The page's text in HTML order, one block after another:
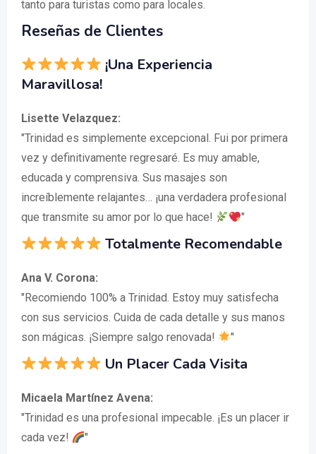
tanto para turistas como para locales.
Reseñas de Clientes
¡Una Experiencia
Maravillosa!
Lisette Velazquez:
"Trinidad es simplemente excepcional. Fui por primera
vez y definitivamente regresaré. Es muy amable,
educada y comprensiva. Sus masajes son
increíblemente relajantes… ¡una verdadera profesional
que transmite su amor por lo que hace!
"
Totalmente Recomendable
Ana V. Corona:
"Recomiendo 100% a Trinidad. Estoy muy satisfecha
con sus servicios. Cuida de cada detalle y sus manos
son mágicas. ¡Siempre salgo renovada!
"
Un Placer Cada Visita
Micaela Martínez Avena:
"Trinidad es una profesional impecable. ¡Es un placer ir
cada vez!
"